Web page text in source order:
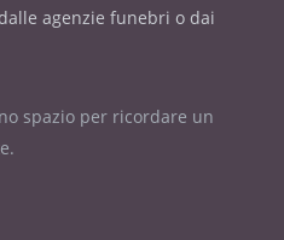
agenzie funebri o dai
spazio per ricordare un